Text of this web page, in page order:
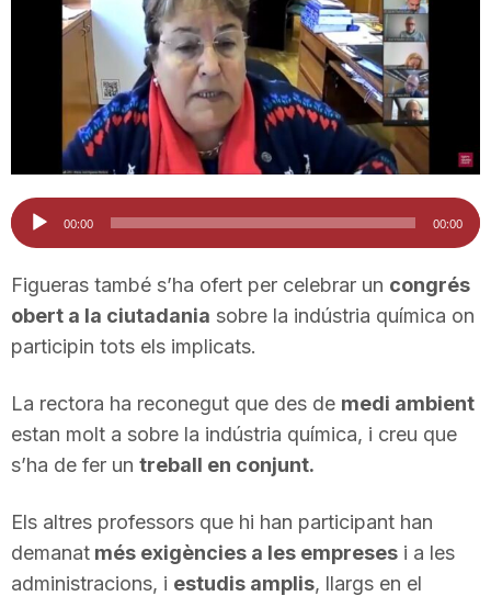
a
r
r
a
Reproductor
d'àudio
00:00 00:00
Figueras també s’ha ofert per celebrar un congrés
obert a la ciutadania sobre la indústria química on
participin tots els implicats.
La rectora ha reconegut que des de medi ambient
estan molt a sobre la indústria química, i creu que
s’ha de fer un treball en conjunt.
Els altres professors que hi han participant han
demanat més exigències a les empreses i a les
administracions, i estudis amplis, llargs en el